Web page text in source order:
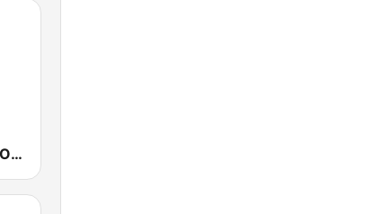
Cadena COPE Oviedo